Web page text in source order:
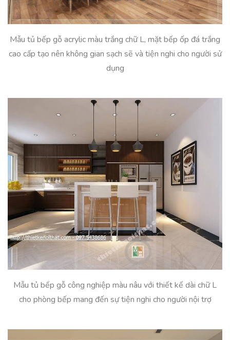
Mẫu tủ bếp gỗ acrylic màu trắng chữ L, mặt bếp ốp đá trắng
cao cấp tạo nên không gian sạch sẽ và tiện nghi cho người sử
dụng
Mẫu tủ bếp gỗ công nghiệp màu nâu với thiết kế dài chữ L
cho phòng bếp mang đến sự tiện nghi cho người nội trợ